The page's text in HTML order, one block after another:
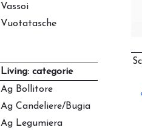
Vassoi
Vuotatasche
Living: categorie
Ag Bollitore
Ag Candeliere/bugia
Ag Legumiera